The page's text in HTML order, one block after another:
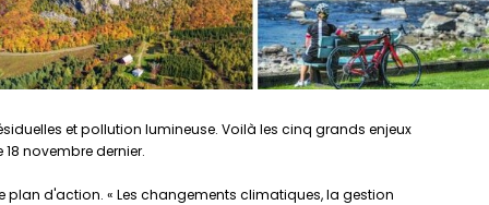
et pollution lumineuse. Voilà les cinq grands enjeux
novembre dernier.
plan d'action. « Les changements climatiques, la gestion